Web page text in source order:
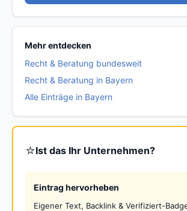
Mehr entdecken
Recht & Beratung bundesweit
Recht & Beratung in Bayern
Alle Einträge in Bayern
⭐Ist das Ihr Unternehmen?
Eintrag hervorheben
Eigener Text, Backlink & Verifiziert-